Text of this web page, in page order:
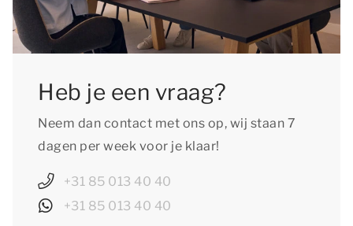
Heb je een vraag?
Neem dan contact met ons op, wij staan 7
dagen per week voor je klaar!
+31 85 013 40 40
+31 85 013 40 40